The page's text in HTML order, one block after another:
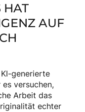
HAT
AUF
generierte
versuchen,
Arbeit das
echter